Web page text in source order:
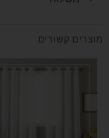
מוצרים קשורים